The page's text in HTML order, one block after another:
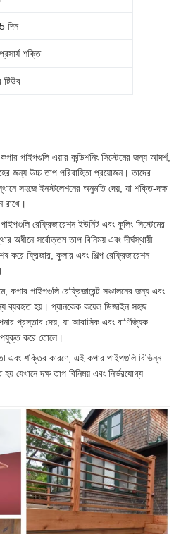
দিন
শক্তি
টিউব
পাইপগুলি এয়ার কন্ডিশনিং সিস্টেমের জন্য আদর্শ,
জন্য উচ্চ তাপ পরিবাহিতা প্রয়োজন। তাদের
সহজে ইনস্টলেশনের অনুমতি দেয়, যা শক্তি-দক্ষ
রাখে।
রেফ্রিজারেশন ইউনিট এবং কুলিং সিস্টেমের
অধীনে সর্বোত্তম তাপ বিনিময় এবং দীর্ঘস্থায়ী
করে ফ্রিজার, কুলার এবং শিল্প রেফ্রিজারেশন
কপার পাইপগুলি রেফ্রিজারেন্ট সঞ্চালনের জন্য এবং
ব্যবহৃত হয়। প্যানকেক কয়েল ডিজাইন সহজ
প্রস্তাব দেয়, যা আবাসিক এবং বাণিজ্যিক
করে তোলে।
এবং শক্তির কারণে, এই কপার পাইপগুলি বিভিন্ন
যেখানে দক্ষ তাপ বিনিময় এবং নির্ভরযোগ্য